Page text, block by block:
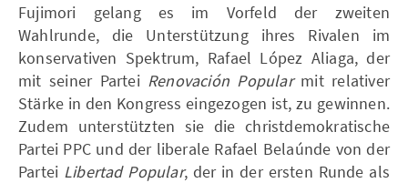
Fujimori gelang es im Vorfeld der zweiten
Wahlrunde, die Unterstützung ihres Rivalen im
konservativen Spektrum, Rafael López Aliaga, der
mit seiner Partei Renovación Popularmit relativer
Stärke in den Kongress eingezogen ist, zu gewinnen.
Zudem unterstützten sie die christdemokratische
Partei PPC und der liberale Rafael Belaúnde von der
Partei Libertad Popular, der in der ersten Runde als